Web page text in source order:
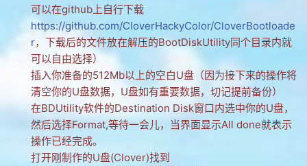
可以在github上自行下载
https://github.com/CloverHackyColor/CloverBootloade
r，下载后的文件放在解压的BootDiskUtility同个目录内就
可以自由选择）
插入你准备的512Mb以上的空白U盘（因为接下来的操作将
清空你的U盘数据，U盘如有重要数据，切记提前备份）
在BDUtility软件的Destination Disk窗口内选中你的U盘，
然后选择Format,等待一会儿，当界面显示All done就表示
操作已经完成。
打开刚制作的U盘(Clover)找到